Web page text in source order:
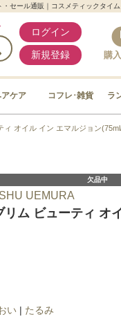
セール通販｜コスメティックタイ
ログイン
新規登録 購
ケア コフレ･雑貨 ラ
ィ オイル イン エマルジョン
欠品中
UEMURA
リム ビューティ オ
い | たるみ